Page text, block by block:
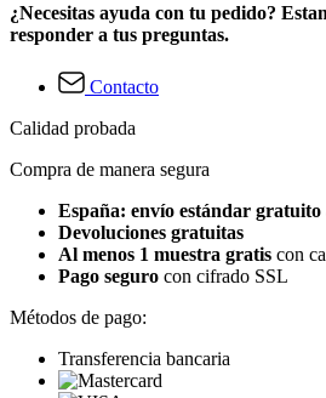
¿Necesitas ayuda con tu pedido?
responder a tus preguntas.
Contacto
Calidad probada
Compra de manera segura
España: envío estándar gratuito
Devoluciones gratuitas
Al menos 1 muestra gratis con
Pago seguro con cifrado SSL
Métodos de pago:
Transferencia bancaria